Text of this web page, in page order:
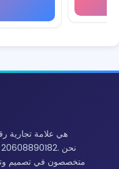
متخصصون في تصميم